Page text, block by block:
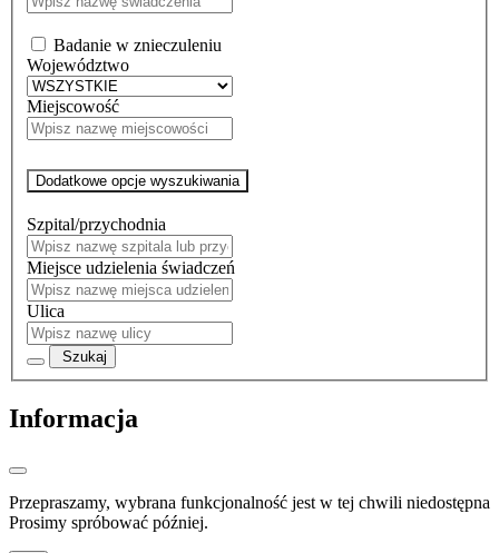
Badanie w znieczuleniu
Województwo
Miejscowość
Dodatkowe opcje wyszukiwania
Szpital/przychodnia
Miejsce udzielenia świadczeń
Ulica
Szukaj
Informacja
Przepraszamy, wybrana funkcjonalność jest w tej chwili niedostępna
Prosimy spróbować później.